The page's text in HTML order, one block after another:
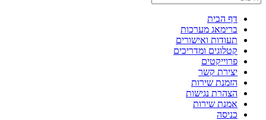
דף הבית
ברימאג מערכות
תעודות ואישורים
קטלוגים ומדריכים
פרוייקטים
יצירת קשר
הזמנת שירות
הצהרת נגישות
אמנת שירות
כניסה